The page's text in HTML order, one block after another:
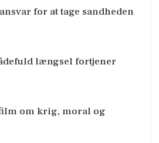
for at tage sandheden
længsel fortjener
om krig, moral og